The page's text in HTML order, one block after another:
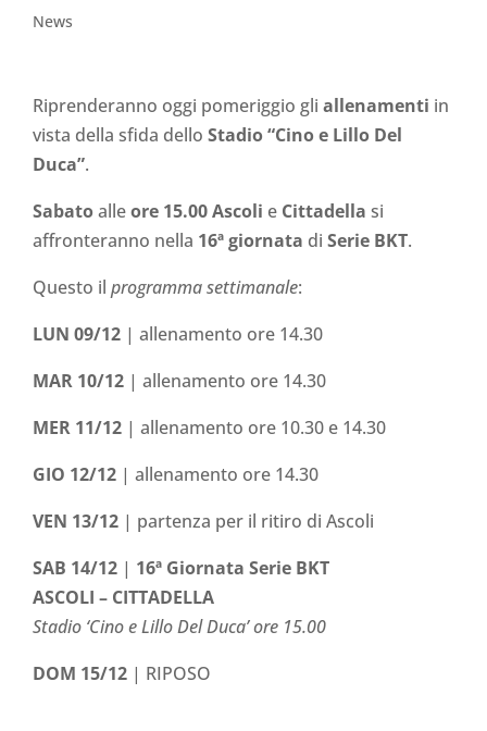
News
Riprenderanno oggi pomeriggio gli allenamenti in
vista della sfida dello Stadio “Cino e Lillo Del
Duca”.
Sabatoalleore 15.00Ascoli e Cittadella si
affronteranno nella 16ª giornata di Serie BKT.
Questo il programma settimanale:
LUN 09/12 | allenamento ore 14.30
MAR 10/12 | allenamento ore 14.30
MER 11/12 | allenamento ore 10.30 e 14.30
GIO 12/12 | allenamento ore 14.30
VEN 13/12 | partenza per il ritiro di Ascoli
SAB 14/12 | 16ª Giornata Serie BKT
ASCOLI – CITTADELLA
Stadio ‘Cino e Lillo Del Duca’ ore 15.00
DOM 15/12 | RIPOSO